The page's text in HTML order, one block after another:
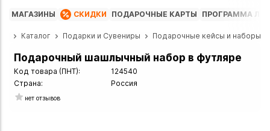
МАГАЗИНЫ СКИДКИ ПОДАРОЧНЫЕ КАРТЫ ПРОГРАММА
Каталог Подарки и Сувениры Подарочные кейсы и наборы
Подарочный шашлычный набор в футляре
Код товара (ПНТ):
124540
Страна:
Россия
нет отзывов